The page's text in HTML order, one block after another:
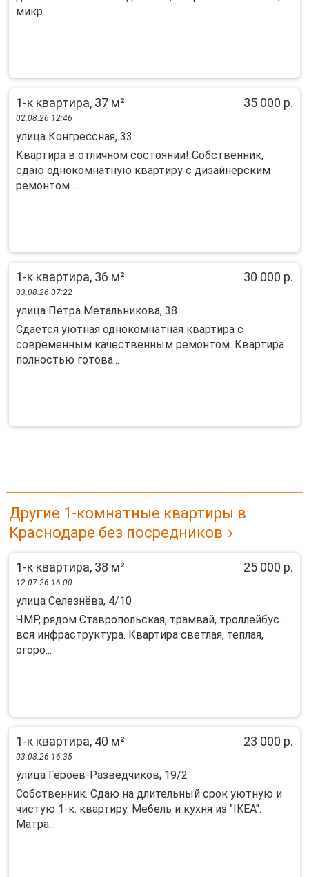
микр...
1-к квартира, 37 м² 35 000 р.
02.08.26 12:46
улица Конгрессная, 33
Квартира в отличном состоянии! Собственник,
сдаю однокомнатную квартиру с дизайнерским
ремонтом ...
1-к квартира, 36 м² 30 000 р.
03.08.26 07:22
улица Петра Метальникова, 38
Сдается уютная однокомнатная квартира с
современным качественным ремонтом. Квартира
полностью готова...
Другие 1-комнатные квартиры в
Краснодаре без посредников
1-к квартира, 38 м² 25 000 р.
12.07.26 16:00
улица Селезнёва, 4/10
ЧМР, рядом Ставропольская, трамвай, троллейбус.
вся инфраструктура. Квартира светлая, теплая,
огоро...
1-к квартира, 40 м² 23 000 р.
03.08.26 16:35
улица Героев-Разведчиков, 19/2
Собственник. Сдаю на длительный срок уютную и
чистую 1-к. квартиру. Мебель и кухня из "IKEA".
Матра...